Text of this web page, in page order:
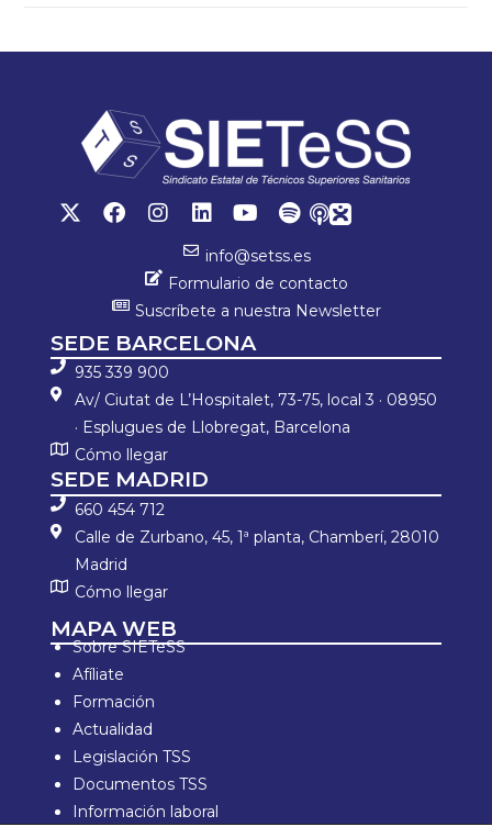
info@setss.es
Formulario de contacto
Suscríbete a nuestra Newsletter
SEDE BARCELONA
935 339 900
Av/ Ciutat de L’Hospitalet, 73-75, local 3 · 08950
· Esplugues de Llobregat, Barcelona
Cómo llegar
SEDE MADRID
660 454 712
Calle de Zurbano, 45, 1ª planta, Chamberí, 28010
Madrid
Cómo llegar
MAPA WEB
Sobre SIETeSS
Afíliate
Formación
Actualidad
Legislación TSS
Documentos TSS
Información laboral